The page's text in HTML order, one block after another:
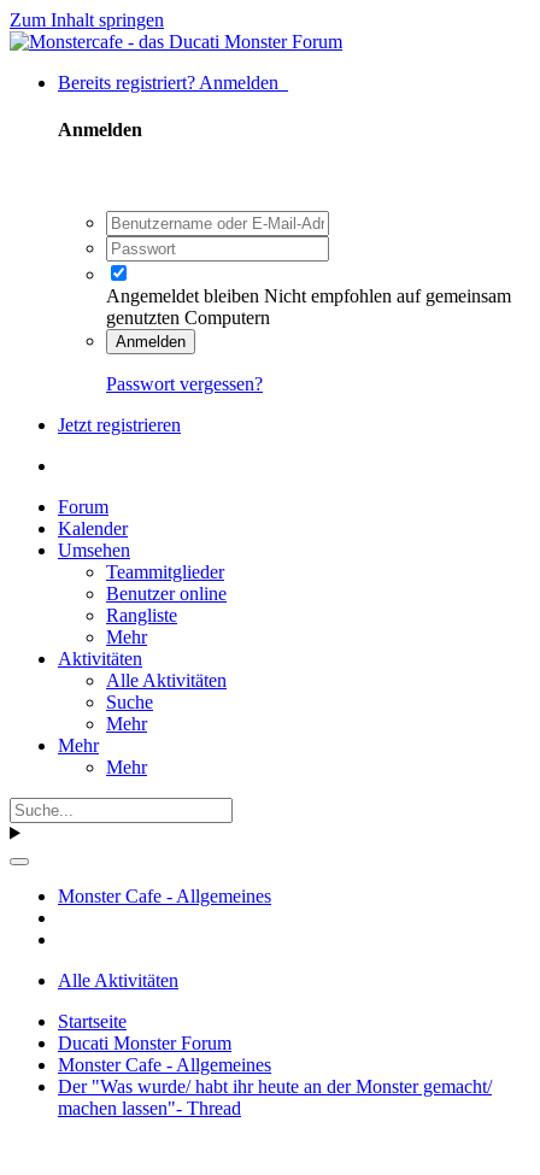
Zum Inhalt springen
Bereits registriert? Anmelden
Anmelden
Angemeldet bleiben Nicht empfohlen auf gemeinsam
genutzten Computern
Anmelden
Passwort vergessen?
Jetzt registrieren
Forum
Kalender
Umsehen
Teammitglieder
Benutzer online
Rangliste
Mehr
Aktivitäten
Alle Aktivitäten
Suche
Mehr
Mehr
Mehr
Monster Cafe - Allgemeines
Alle Aktivitäten
Startseite
Ducati Monster Forum
Monster Cafe - Allgemeines
Der "Was wurde/ habt ihr heute an der Monster gemacht/
machen lassen"- Thread